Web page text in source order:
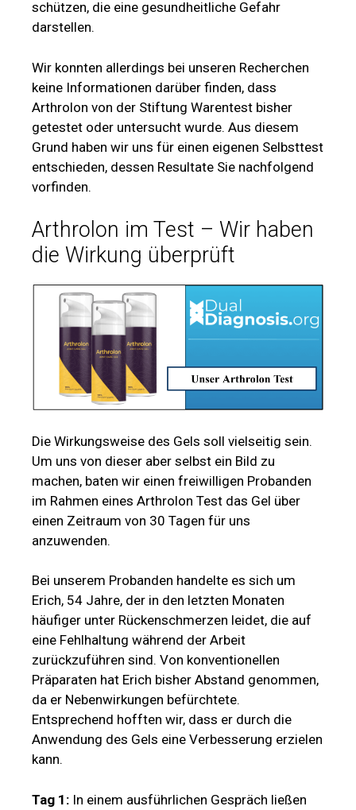
schützen, die eine gesundheitliche Gefahr
darstellen.
Wir konnten allerdings bei unseren Recherchen
keine Informationen darüber finden, dass
Arthrolon von der Stiftung Warentest bisher
getestet oder untersucht wurde. Aus diesem
Grund haben wir uns für einen eigenen Selbsttest
entschieden, dessen Resultate Sie nachfolgend
vorfinden.
Arthrolon im Test – Wir haben
die Wirkung überprüft
Die Wirkungsweise des Gels soll vielseitig sein.
Um uns von dieser aber selbst ein Bild zu
machen, baten wir einen freiwilligen Probanden
im Rahmen eines Arthrolon Test das Gel über
einen Zeitraum von 30 Tagen für uns
anzuwenden.
Bei unserem Probanden handelte es sich um
Erich, 54 Jahre, der in den letzten Monaten
häufiger unter Rückenschmerzen leidet, die auf
eine Fehlhaltung während der Arbeit
zurückzuführen sind. Von konventionellen
Präparaten hat Erich bisher Abstand genommen,
da er Nebenwirkungen befürchtete.
Entsprechend hofften wir, dass er durch die
Anwendung des Gels eine Verbesserung erzielen
kann.
Tag 1: In einem ausführlichen Gespräch ließen